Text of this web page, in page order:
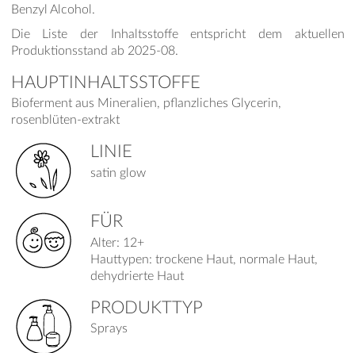
Benzyl Alcohol.
Die Liste der Inhaltsstoffe entspricht dem aktuellen
Produktionsstand ab 2025-08.
HAUPTINHALTSSTOFFE
Bioferment aus Mineralien, pflanzliches Glycerin,
rosenblüten-extrakt
LINIE
satin glow
FÜR
Alter: 12+
Hauttypen: trockene Haut, normale Haut,
dehydrierte Haut
PRODUKTTYP
Sprays